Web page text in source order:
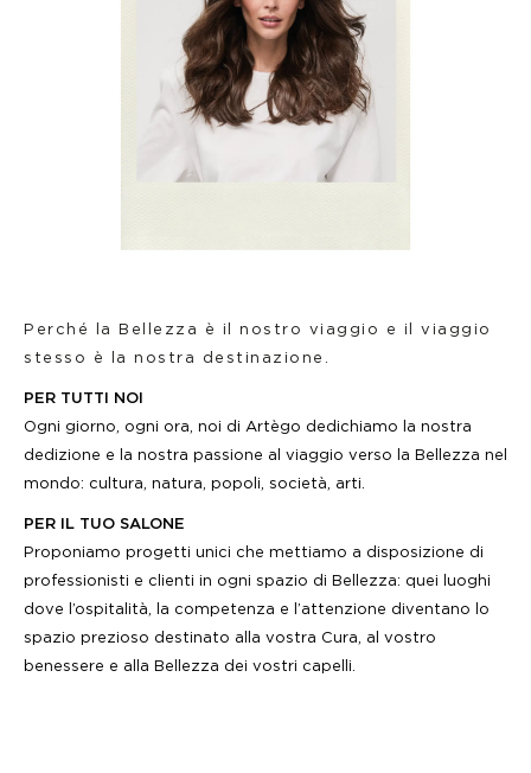
Perché la Bellezza è il nostro viaggio e il viaggio
stesso è la nostra destinazione.
PER TUTTI NOI
Ogni giorno, ogni ora, noi di Artègo dedichiamo la nostra
dedizione e la nostra passione al viaggio verso la Bellezza nel
mondo: cultura, natura, popoli, società, arti.
PER IL TUO SALONE
Proponiamo progetti unici che mettiamo a disposizione di
professionisti e clienti in ogni spazio di Bellezza: quei luoghi
dove l’ospitalità, la competenza e l’attenzione diventano lo
spazio prezioso destinato alla vostra Cura, al vostro
benessere e alla Bellezza dei vostri capelli.